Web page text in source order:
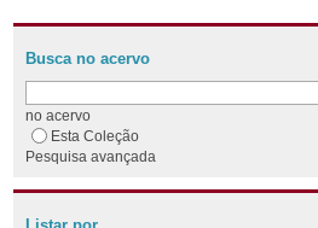
Busca no acervo
no acervo
Esta Coleção
Pesquisa avançada